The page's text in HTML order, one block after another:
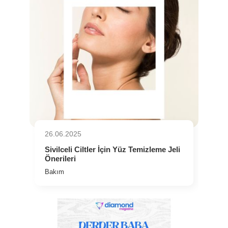
26.06.2025
⁠Sivilceli Ciltler İçin Yüz Temizleme Jeli
Önerileri
Bakım